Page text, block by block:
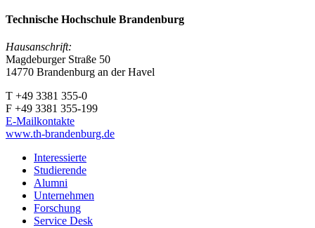
Technische Hochschule Brandenburg
Hausanschrift:
Magdeburger Straße 50
14770 Brandenburg an der Havel
T +49 3381 355-0
F +49 3381 355-199
E-Mailkontakte
www.th-brandenburg.de
Interessierte
Studierende
Alumni
Unternehmen
Forschung
Service Desk